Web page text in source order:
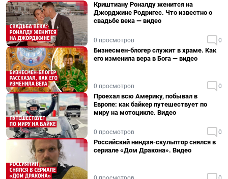
Криштиану Роналду женится на
Джорджине Родригес. Что известно о
свадьбе века — видео
0 просмотров 0
Бизнесмен-блогер служит в храме. Как
его изменила вера в Бога — видео
0 просмотров 0
Проехал всю Америку, побывал в
Европе: как байкер путешествует по
миру на мотоцикле. Видео
0 просмотров 0
Российский ниндзя-скульптор снялся в
сериале «Дом Дракона». Видео